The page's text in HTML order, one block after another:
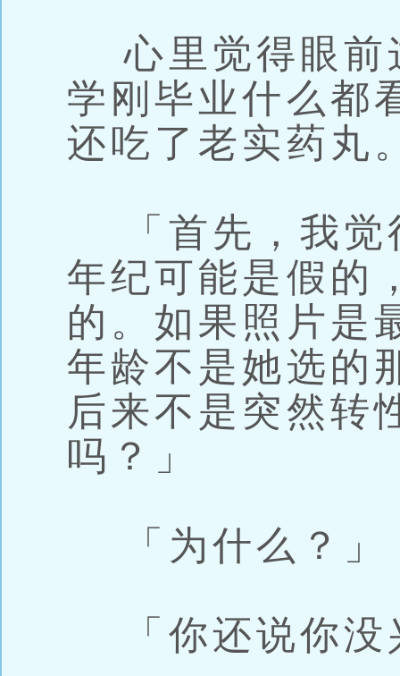
心里觉得眼前
学刚毕业什么都
还吃了老实药丸
「首先，我觉
年纪可能是假的
的。如果照片是
年龄不是她选的
后来不是突然转
吗？」
「为什么？」
「你还说你没